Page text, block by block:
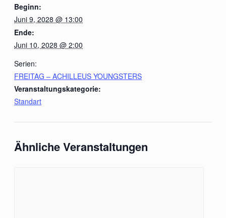
Beginn:
Juni 9, 2028 @ 13:00
Ende:
Juni 10, 2028 @ 2:00
Serien:
FREITAG – ACHILLEUS YOUNGSTERS
Veranstaltungskategorie:
Standart
Ähnliche Veranstaltungen